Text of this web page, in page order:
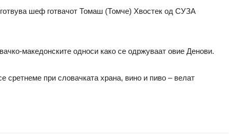
шеф готвачот Томаш (Томче) Хвостек од СУЗА
македонските односи како се одржуваат овие Денови.
сретнеме при словачката храна, вино и пиво – велат